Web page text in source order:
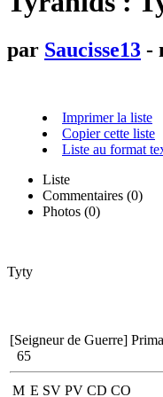
par Saucisse13 -
Imprimer la liste
Copier cette liste
Liste au format
Liste
Commentaires (0)
Photos (0)
Tyty
[Seigneur de Guerre]
65
M E SV PV CD CO